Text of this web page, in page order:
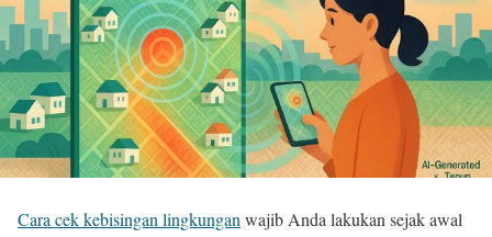
Cara cek kebisingan lingkungan wajib Anda lakukan sejak awal